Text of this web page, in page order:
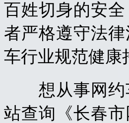
百姓切身的安
者严格遵守法
车行业规范健康
想从事网约
站查询《长春